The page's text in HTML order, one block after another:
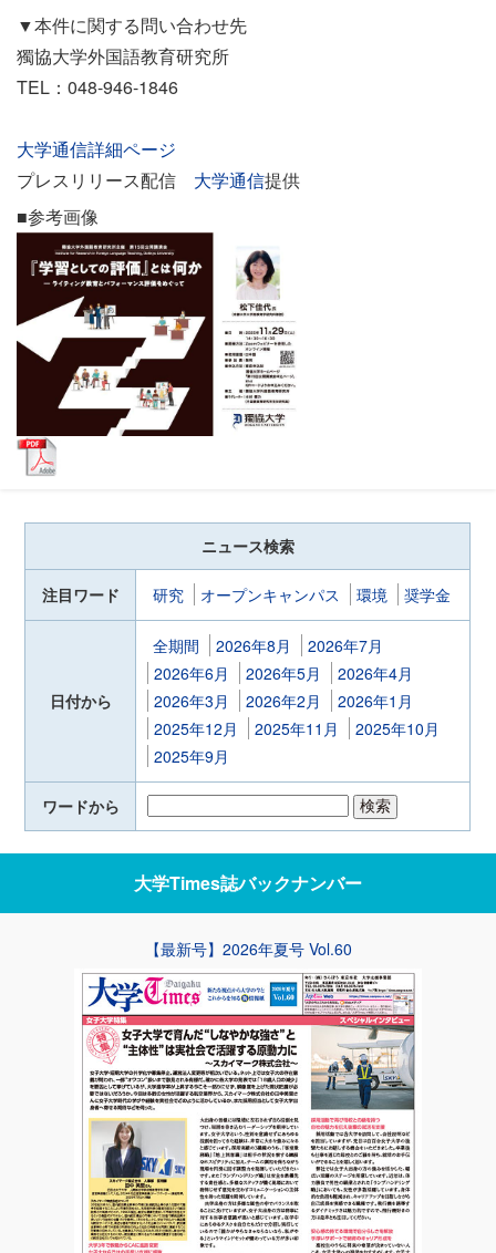
▼本件に関する問い合わせ先
獨協大学外国語教育研究所
TEL：048-946-1846
大学通信詳細ページ
プレスリリース配信 大学通信提供
■参考画像
ニュース検索
注目ワード 研究 オープンキャンパス 環境 奨学金
日付から
全期間 2026年8月
2026年7月
2026年6月
2026年5月
2026年4月
2026年3月
2026年2月
2026年1月
2025年12月
2025年11月
2025年10月
2025年9月
ワードから
大学Times誌バックナンバー
【最新号】2026年夏号 Vol.60